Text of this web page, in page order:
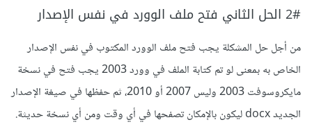
2# الحل الثاني فتح ملف الوورد في نفس الإصدار
من أجل حل المشكلة يجب فتح ملف الوورد المكتوب في نفس الإصدار
الخاص به بمعنى لو تم كتابة الملف في وورد 2003 يجب فتح في نسخة
مايكروسوفت 2003 وليس 2007 أو 2010، ثم حفظها في صيغة الإصدار
الجديد docx ليكون بالإمكان تصفحها في أي وقت ومن أي نسخة حديثة.